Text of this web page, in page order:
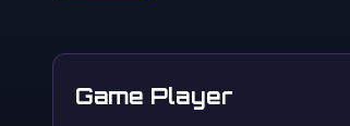
Game Player